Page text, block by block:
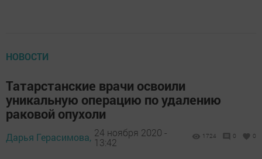
НОВОСТИ
Татарстанские врачи освоили
уникальную операцию по удалению
раковой опухоли
Дарья Герасимова, 24 ноября 2020 -
13:42
1724 0 0